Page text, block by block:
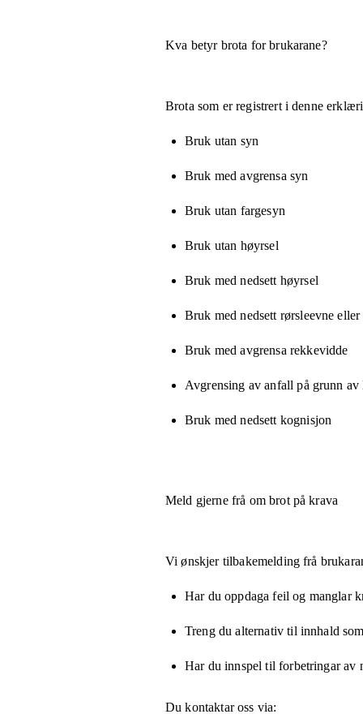
Kva betyr brota for brukarane?
Brota som er registrert i denne
Bruk utan syn
Bruk med avgrensa syn
Bruk utan fargesyn
Bruk utan høyrsel
Bruk med nedsett høyrsel
Bruk med nedsett rørsleevne
Bruk med avgrensa rekkevidde
Avgrensing av anfall på grunn av
Bruk med nedsett kognisjon
Meld gjerne frå om brot på krava
Vi ønskjer tilbakemelding frå
Har du oppdaga feil og manglar
Treng du alternativ til innhald
Har du innspel til forbetringar av
Du kontaktar oss via: